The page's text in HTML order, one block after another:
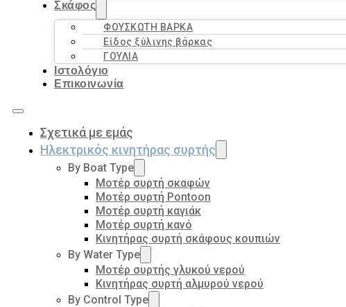
Σκάφος
ΦΟΥΣΚΩΤΗ ΒΑΡΚΑ
Είδος ξύλινης βάρκας
ΓΟΥΛΙΑ
Ιστολόγιο
Επικοινωνία
Σχετικά με εμάς
Ηλεκτρικός κινητήρας συρτής
By Boat Type
Μοτέρ συρτή σκαφών
Μοτέρ συρτή Pontoon
Μοτέρ συρτή καγιάκ
Μοτέρ συρτή κανό
Κινητήρας συρτή σκάφους κουπιών
By Water Type
Μοτέρ συρτής γλυκού νερού
Κινητήρας συρτή αλμυρού νερού
By Control Type